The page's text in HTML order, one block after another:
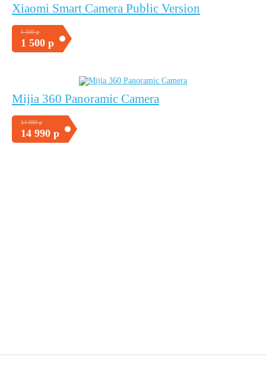
Xiaomi Smart Camera Public Version
1 500 р
1 500 р
Mijia 360 Panoramic Camera
14 990 р
14 990 р